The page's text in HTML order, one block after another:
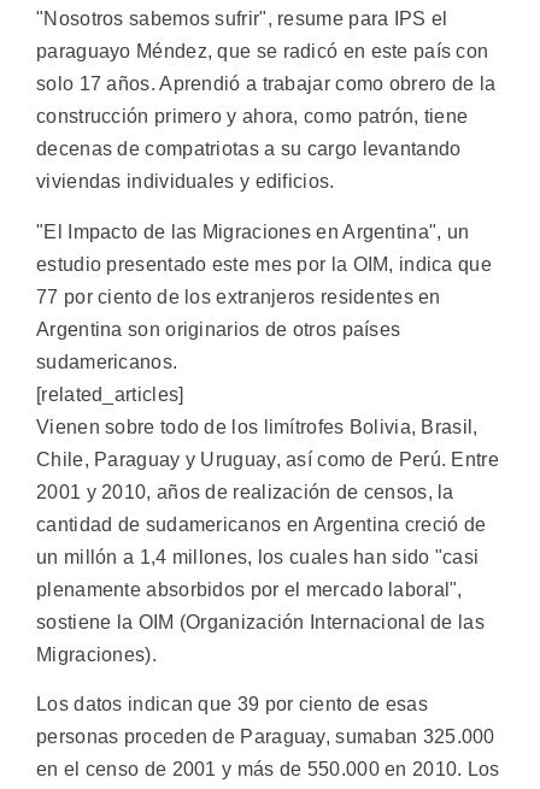
"Nosotros sabemos sufrir", resume para IPS el
paraguayo Méndez, que se radicó en este país con
solo 17 años. Aprendió a trabajar como obrero de la
construcción primero y ahora, como patrón, tiene
decenas de compatriotas a su cargo levantando
viviendas individuales y edificios.
"El Impacto de las Migraciones en Argentina", un
estudio presentado este mes por la OIM, indica que
77 por ciento de los extranjeros residentes en
Argentina son originarios de otros países
sudamericanos.
[related_articles]
Vienen sobre todo de los limítrofes Bolivia, Brasil,
Chile, Paraguay y Uruguay, así como de Perú. Entre
2001 y 2010, años de realización de censos, la
cantidad de sudamericanos en Argentina creció de
un millón a 1,4 millones, los cuales han sido "casi
plenamente absorbidos por el mercado laboral",
sostiene la OIM (Organización Internacional de las
Migraciones).
Los datos indican que 39 por ciento de esas
personas proceden de Paraguay, sumaban 325.000
en el censo de 2001 y más de 550.000 en 2010. Los